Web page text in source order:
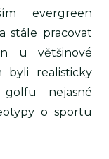
evergreen
stále pracovat
u většinové
byli realisticky
nejasné
o sportu